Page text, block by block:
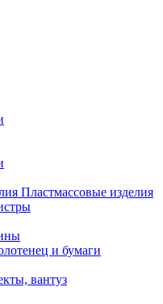
Пластмассовые изделия
и бумаги
вантуз